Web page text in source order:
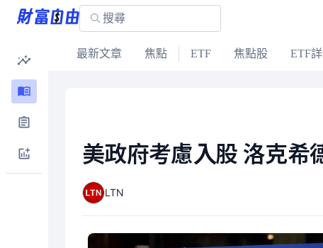
最新文章 焦點 ETF 焦點股 ETF
美政府考慮入股 洛克希
LTN